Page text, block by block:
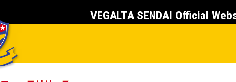
VEGALTA SENDAI Official